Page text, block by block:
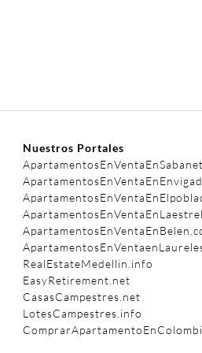
Nuestros Portales
RealEstateMedellin.info
EasyRetirement.net
CasasCampestres.net
LotesCampestres.info